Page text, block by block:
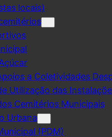
locais)
a Coletividades
Utilização das
Cemitérios Municipais
Urbana
(PDM)